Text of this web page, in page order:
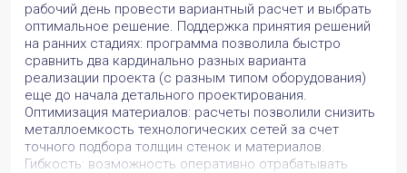
рабочий день провести вариантный расчет и выбрать
оптимальное решение. Поддержка принятия решений
на ранних стадиях: программа позволила быстро
сравнить два кардинально разных варианта
реализации проекта (с разным типом оборудования)
еще до начала детального проектирования.
Оптимизация материалов: расчеты позволили снизить
металлоемкость технологических сетей за счет
точного подбора толщин стенок и материалов.
Гибкость: возможность оперативно отрабатывать